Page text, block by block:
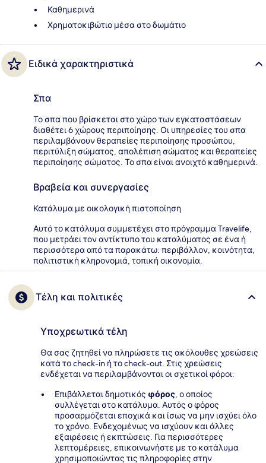
Καθημερινά
Χρηματοκιβώτιο μέσα στο δωμάτιο
Ειδικά χαρακτηριστικά
Σπα
Το σπα που βρίσκεται στο χώρο των εγκαταστάσεων
διαθέτει 6 χώρους περιποίησης. Οι υπηρεσίες του σπα
περιλαμβάνουν θεραπείες περιποίησης προσώπου,
περιτύλιξη σώματος, απολέπιση σώματος και θεραπείες
περιποίησης σώματος. Το σπα είναι ανοιχτό καθημερινά.
Βραβεία και συνεργασίες
Κατάλυμα με οικολογική πιστοποίηση
Αυτό το κατάλυμα συμμετέχει στο πρόγραμμα Travelife,
που μετράει τον αντίκτυπο του καταλύματος σε ένα ή
περισσότερα από τα παρακάτω: περιβάλλον, κοινότητα,
πολιτιστική κληρονομιά, τοπική οικονομία.
Τέλη και πολιτικές
Υποχρεωτικά τέλη
Θα σας ζητηθεί να πληρώσετε τις ακόλουθες χρεώσεις
κατά το check-in ή το check-out. Στις χρεώσεις
ενδέχεται να περιλαμβάνονται οι σχετικοί φόροι:
Επιβάλλεται δημοτικός φόρος, ο οποίος
συλλέγεται στο κατάλυμα. Αυτός ο φόρος
προσαρμόζεται εποχικά και ίσως να μην ισχύει όλο
το χρόνο. Ενδεχομένως να ισχύουν και άλλες
εξαιρέσεις ή εκπτώσεις. Για περισσότερες
λεπτομέρειες, επικοινωνήστε με το κατάλυμα
χρησιμοποιώντας τις πληροφορίες στην